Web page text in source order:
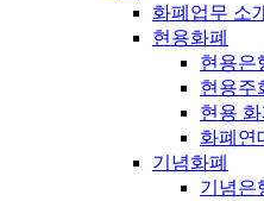
화폐업무 소
현용화폐
현용은
현용주
현용
화폐연
기념화폐
기념은